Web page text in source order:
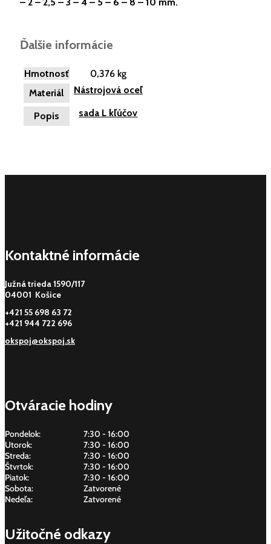
Ďalšie informácie
Hmotnosť
0,376 kg
Materiál
Nástrojová oceľ
Popis sada L kľúčov
Kontaktné informácie
Južná trieda 1590/117
04001 Košice
+421 55 698 63 72
+421 944 722 696
okspoj@okspoj.sk
Otváracie hodiny
Pondelok:
7:30 - 16:00
Utorok:
7:30 - 16:00
Streda:
7:30 - 16:00
Štvrtok:
7:30 - 16:00
Piatok:
7:30 - 16:00
Sobota:
Zatvorené
Nedeľa:
Zatvorené
Užitočné odkazy